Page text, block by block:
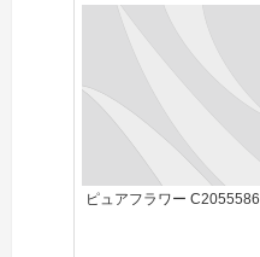
ピュアフラワー C2055586